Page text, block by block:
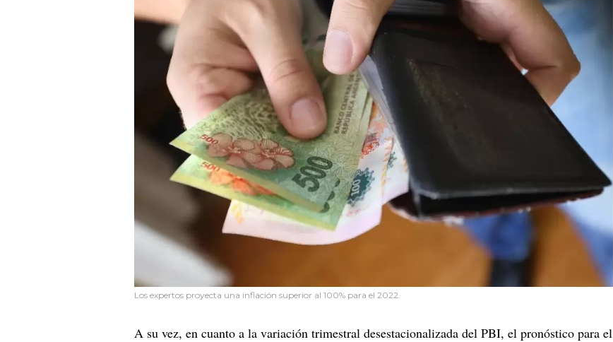
Los expertos proyecta una inflación superior al 100% para el 2022.
A su vez, en cuanto a la variación trimestral desestacionalizada del PBI, el pronóstico para el